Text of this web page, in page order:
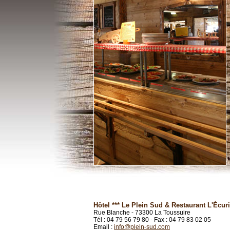
Hôtel *** Le Plein Sud & Restaurant
Rue Blanche - 73300 La Toussuire
Tél : 04 79 56 79 80 - Fax : 04 79 83 02 05
Email : info@plein-sud.com